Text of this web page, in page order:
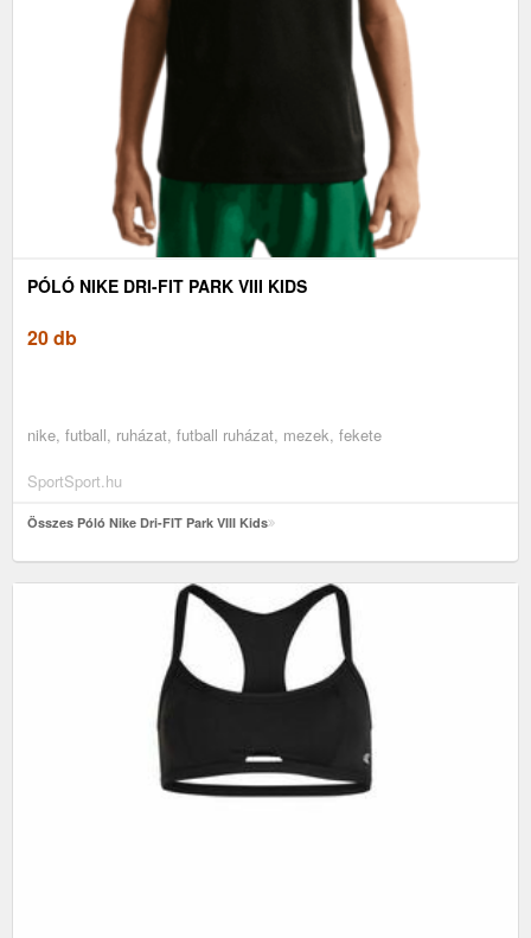
PÓLÓ NIKE DRI-FIT PARK VIII KIDS
20 db
nike, futball, ruházat, futball ruházat, mezek, fekete
SportSport.hu
Összes Póló Nike Dri-FIT Park VIII Kids